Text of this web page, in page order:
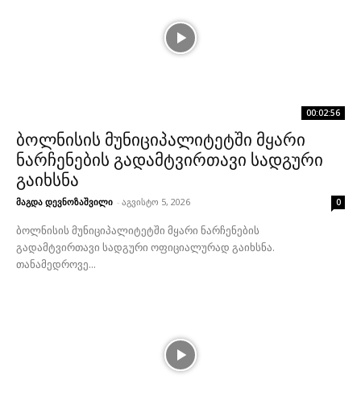
00:02:56
ბოლნისის მუნიციპალიტეტში მყარი
ნარჩენების გადამტვირთავი სადგური
გაიხსნა
მაგდა დევნოზაშვილი - აგვისტო 5, 2026 0
ბოლნისის მუნიციპალიტეტში მყარი ნარჩენების
გადამტვირთავი სადგური ოფიციალურად გაიხსნა.
თანამედროვე...